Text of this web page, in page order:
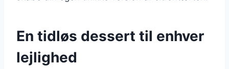
En tidløs dessert til enhver
lejlighed